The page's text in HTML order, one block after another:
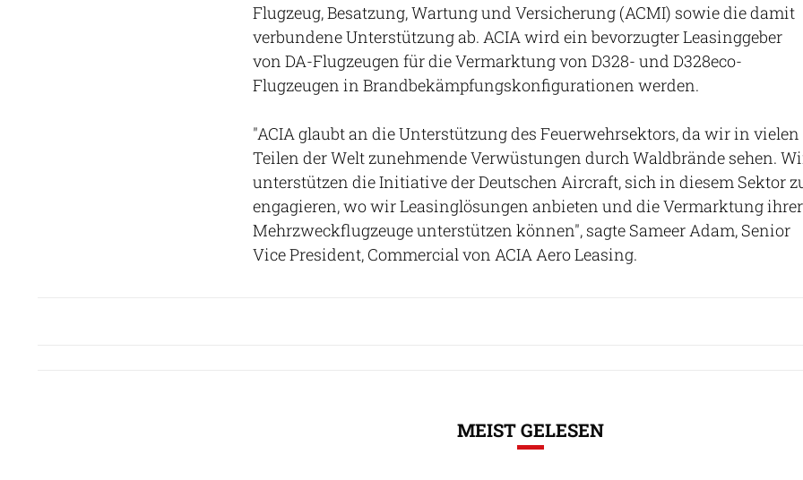
Flugzeug, Besatzung, Wartung und Versicherung (ACMI) sowie die damit
verbundene Unterstützung ab. ACIA wird ein bevorzugter Leasinggeber
von DA-Flugzeugen für die Vermarktung von D328- und D328eco-
Flugzeugen in Brandbekämpfungskonfigurationen werden.
"ACIA glaubt an die Unterstützung des Feuerwehrsektors, da wir in vielen
Teilen der Welt zunehmende Verwüstungen durch Waldbrände sehen.
unterstützen die Initiative der Deutschen Aircraft, sich in diesem Sektor
engagieren, wo wir Leasinglösungen anbieten und die Vermarktung ihrer
Mehrzweckflugzeuge unterstützen können", sagte Sameer Adam, Senior
Vice President, Commercial von ACIA Aero Leasing.
MEIST GELESEN